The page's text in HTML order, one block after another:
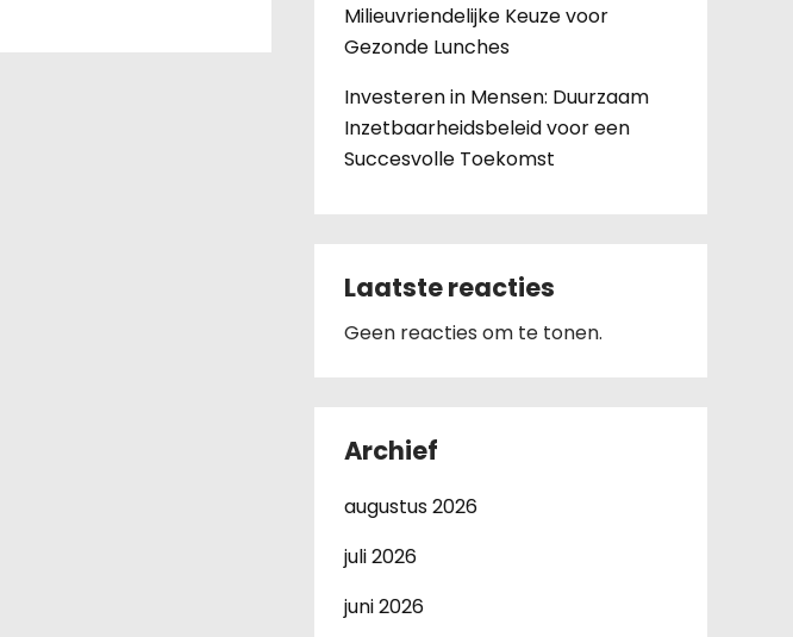
Milieuvriendelijke Keuze voor
Gezonde Lunches
Investeren in Mensen: Duurzaam
Inzetbaarheidsbeleid voor een
Succesvolle Toekomst
Laatste reacties
Geen reacties om te tonen.
Archief
augustus 2026
juli 2026
juni 2026